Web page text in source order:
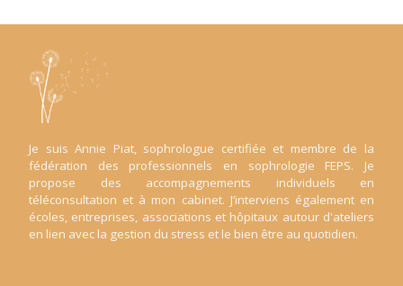
Je suis Annie Piat, sophrologue certifiée et membre de la
fédération des professionnels en sophrologie FEPS. Je
propose des accompagnements individuels en
téléconsultation et à mon cabinet. J’interviens également en
écoles, entreprises, associations et hôpitaux autour d'ateliers
en lien avec la gestion du stress et le bien être au quotidien.